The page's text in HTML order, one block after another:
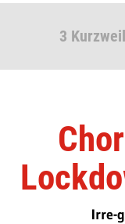
3
Irre-